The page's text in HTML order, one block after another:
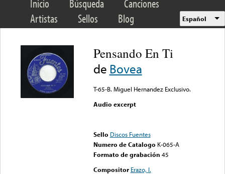
Inicio Búsqueda
Canciones
Artistas
Sellos Blog Español
Pensando En Ti
de Bovea
T-65-B. Miguel Hernandez Exclusivo.
Audio excerpt
Sello Discos Fuentes
Numero de Catalogo K-065-A
Formato de grabación 45
Compositor Erazo, I.